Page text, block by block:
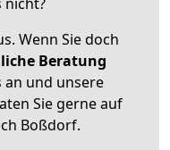
Wenn Sie doch
Beratung
an und unsere
Sie gerne auf
Boßdorf.